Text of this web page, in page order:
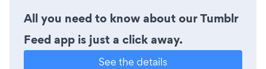
All you need to know about our Tumblr
Feed app is just a click away.
See the details